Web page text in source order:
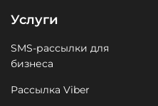
Услуги
SMS-рассылки для
бизнеса
Рассылка Viber